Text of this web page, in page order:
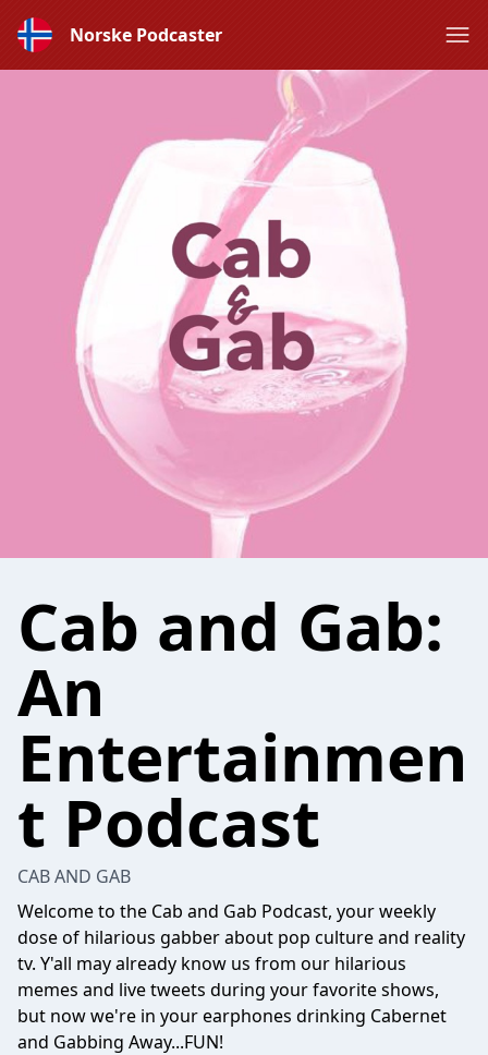
Norske Podcaster
Cab and Gab:
An
Entertainmen
t Podcast
CAB AND GAB
Welcome to the Cab and Gab Podcast, your weekly
dose of hilarious gabber about pop culture and reality
tv. Y'all may already know us from our hilarious
memes and live tweets during your favorite shows,
but now we're in your earphones drinking Cabernet
and Gabbing Away...FUN!